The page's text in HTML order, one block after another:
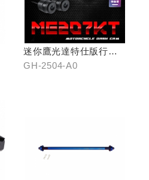
迷你鷹光達特仕版行車
記錄器
GH-2504-A0